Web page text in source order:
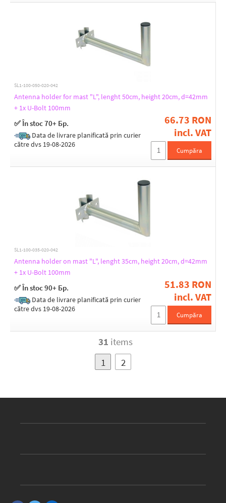
SL1-100-050-020-042
Antenna holder for mast "L", lenght 50cm, height 20cm, d=42mm
+ 1x U-Bolt 100mm
✅ În stoc 70+ Бр.
Data de livrare planificată prin curier
către dvs 19-08-2026
66.73 RON
incl. VAT
Cumpăra
SL1-100-035-020-042
Antenna holder on mast "L", lenght 35cm, height 20cm, d=42mm
+ 1x U-Bolt 100mm
✅ În stoc 90+ Бр.
Data de livrare planificată prin curier
către dvs 19-08-2026
51.83 RON
incl. VAT
Cumpăra
31 items
1
2